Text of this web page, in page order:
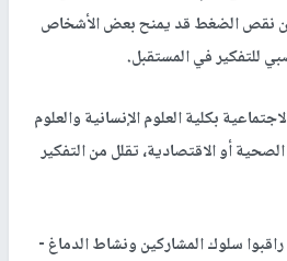
أن نقص الضغط قد يمنح بعض الأشخاص
للتفكير في المستقبل.
بكلية العلوم الإنسانية والعلوم
أو الاقتصادية، تقلل من التفكير
سلوك المشاركين ونشاط الدماغ -